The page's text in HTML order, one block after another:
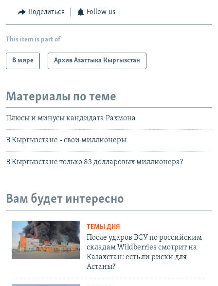
Поделиться Follow us
This item is part of
В мире Архив Азаттыка Кыргызстан
Материалы по теме
Плюсы и минусы кандидата Рахмона
В Кыргызстане - свои миллионеры
В Кыргызстане только 83 долларовых миллионера?
Вам будет интересно
ТЕМЫ ДНЯ
После ударов ВСУ по российским
складам Wildberries смотрит на
Казахстан: есть ли риски для
Астаны?